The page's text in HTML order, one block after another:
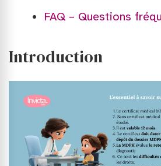
FAQ – Questions
Introduction